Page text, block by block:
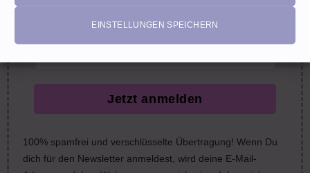
EINSTELLUNGEN SPEICHERN
Jetzt anmelden
100% spamfrei und verschlüsselte Übertragung! Wenn Du
dich für den Newsletter anmeldest, wird deine E-Mail-